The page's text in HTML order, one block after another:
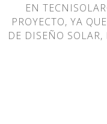
EN
PROYECTO, YA
DE DISEÑO